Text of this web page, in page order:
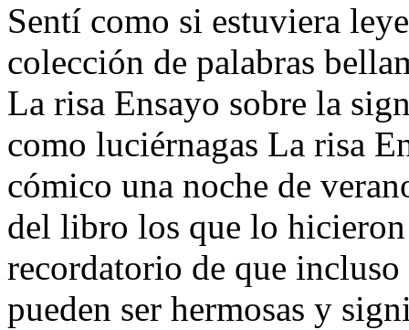
Sentí como si estuviera
colección de palabras
La risa Ensayo sobre la
como luciérnagas La risa
cómico una noche de
del libro los que lo
recordatorio de que
pueden ser hermosas y